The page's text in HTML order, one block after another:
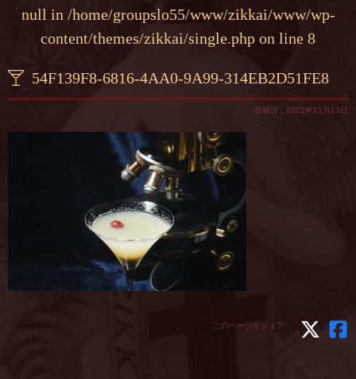
null in /home/groupslo55/www/zikkai/www/wp-
content/themes/zikkai/single.php on line 8
54F139F8-6816-4AA0-9A99-314EB2D51FE8
投稿日：2022年11月13日
このページをシェア：